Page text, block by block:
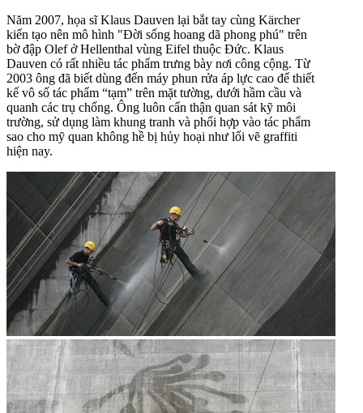
Năm 2007, họa sĩ Klaus Dauven lại bắt tay cùng Kärcher
kiến tạo nên mô hình "Đời sống hoang dã phong phú" trên
bờ đập Olef ở Hellenthal vùng Eifel thuộc Đức. Klaus
Dauven có rất nhiều tác phẩm trưng bày nơi công cộng. Từ
2003 ông đã biết dùng đến máy phun rửa áp lực cao để thiết
kế vô số tác phẩm “tạm” trên mặt tường, dưới hầm cầu và
quanh các trụ chống. Ông luôn cẩn thận quan sát kỹ môi
trường, sử dụng làm khung tranh và phối hợp vào tác phẩm
sao cho mỹ quan không hề bị hủy hoại như lối vẽ graffiti
hiện nay.